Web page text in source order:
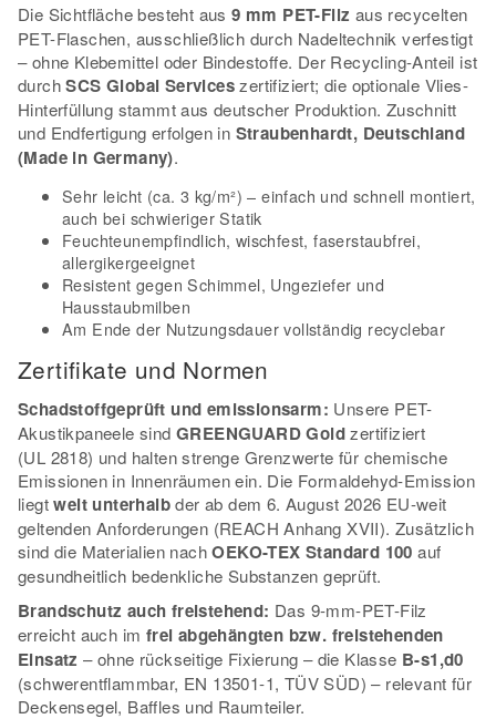
Die Sichtfläche besteht aus9 mm PET-Filz aus recycelten
PET-Flaschen, ausschließlich durch Nadeltechnik verfestigt
– ohne Klebemittel oder Bindestoffe. Der Recycling-Anteil ist
durchSCS Global Serviceszertifiziert; die optionale Vlies-
Hinterfüllung stammt aus deutscher Produktion. Zuschnitt
und Endfertigung erfolgen in Straubenhardt, Deutschland
(Made in Germany).
Sehr leicht (ca. 3 kg/m²) – einfach und schnell montiert,
auch bei schwieriger Statik
Feuchteunempfindlich, wischfest, faserstaubfrei,
allergikergeeignet
Resistent gegen Schimmel, Ungeziefer und
Hausstaubmilben
Am Ende der Nutzungsdauer vollständig recyclebar
Zertifikate und Normen
Schadstoffgeprüft und emissionsarm: Unsere PET-
Akustikpaneele sind GREENGUARD Goldzertifiziert
(UL 2818) und halten strenge Grenzwerte für chemische
Emissionen in Innenräumen ein. Die Formaldehyd-Emission
liegtweit unterhalbder ab dem 6. August 2026 EU-weit
geltenden Anforderungen (REACH Anhang XVII). Zusätzlich
sind die Materialien nachOEKO-TEX Standard 100 auf
gesundheitlich bedenkliche Substanzen geprüft.
Brandschutz auch freistehend: Das 9-mm-PET-Filz
erreicht auch im frei abgehängten bzw. freistehenden
Einsatz – ohne rückseitige Fixierung – die Klasse B-s1,d0
(schwerentflammbar, EN 13501-1, TÜV SÜD) – relevant für
Deckensegel, Baffles und Raumteiler.